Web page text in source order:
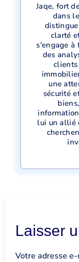
Jaqe, fort
dans
clarté
s'engage à
des
clients
une
sécurité
lui un allié
Laisser
Votre adresse